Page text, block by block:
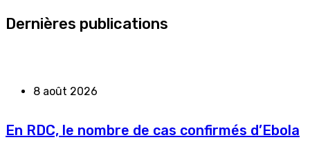
Dernières publications
8 août 2026
En RDC, le nombre de cas confirmés d’Ebola